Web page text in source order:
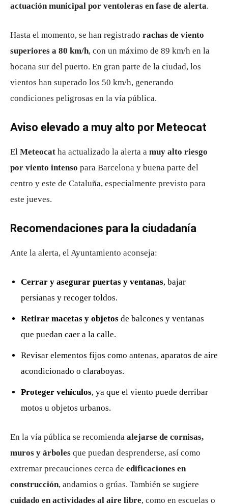
actuación municipal por ventoleras en fase de alerta.
Hasta el momento, se han registrado rachas de viento
superiores a 80 km/h, con un máximo de 89 km/h en la
bocana sur del puerto. En gran parte de la ciudad, los
vientos han superado los 50 km/h, generando
condiciones peligrosas en la vía pública.
Aviso elevado a muy alto por Meteocat
El Meteocat ha actualizado la alerta a muy alto riesgo
por viento intenso para Barcelona y buena parte del
centro y este de Cataluña, especialmente previsto para
este jueves.
Recomendaciones para la ciudadanía
Ante la alerta, el Ayuntamiento aconseja:
Cerrar y asegurar puertas y ventanas, bajar
persianas y recoger toldos.
Retirar macetas y objetos de balcones y ventanas
que puedan caer a la calle.
Revisar elementos fijos como antenas, aparatos de aire
acondicionado o claraboyas.
Proteger vehículos, ya que el viento puede derribar
motos u objetos urbanos.
En la vía pública se recomienda alejarse de cornisas,
muros y árboles que puedan desprenderse, así como
extremar precauciones cerca de edificaciones en
construcción, andamios o grúas. También se sugiere
cuidado en actividades al aire libre, como en escuelas o